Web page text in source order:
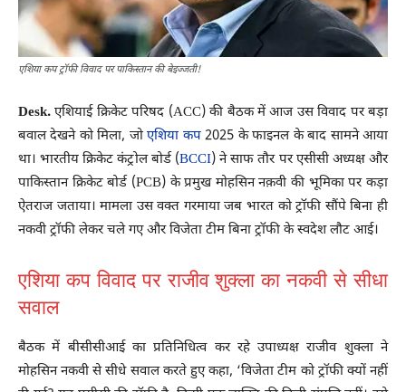
एशिया कप ट्रॉफी विवाद पर पाकिस्तान की बेइज्जती!
Desk. एशियाई क्रिकेट परिषद (ACC) की बैठक में आज उस विवाद पर बड़ा
बवाल देखने को मिला, जोएशिया कप2025 के फाइनल के बाद सामने आया
था। भारतीय क्रिकेट कंट्रोल बोर्ड (BCCI) ने साफ तौर पर एसीसी अध्यक्ष और
पाकिस्तान क्रिकेट बोर्ड (PCB) के प्रमुख मोहसिन नक़वी की भूमिका पर कड़ा
ऐतराज जताया। मामला उस वक्त गरमाया जब भारत को ट्रॉफी सौंपे बिना ही
नकवी ट्रॉफी लेकर चले गए और विजेता टीम बिना ट्रॉफी के स्वदेश लौट आई।
एशिया कप विवाद पर राजीव शुक्ला का नकवी से सीधा
सवाल
बैठक में बीसीसीआई का प्रतिनिधित्व कर रहे उपाध्यक्ष राजीव शुक्ला ने
मोहसिन नकवी से सीधे सवाल करते हुए कहा, ‘विजेता टीम को ट्रॉफी क्यों नहीं